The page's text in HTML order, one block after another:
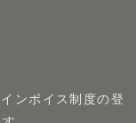
ンボイス制度の登